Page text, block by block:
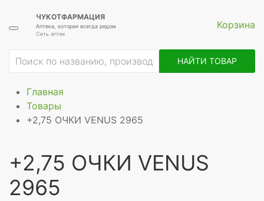
ЧУКОТФАРМАЦИЯ
Аптека, которая всегда рядом
Сеть аптек
Корзина
НАЙТИ ТОВАР
Главная
Товары
+2,75 ОЧКИ VENUS 2965
+2,75 ОЧКИ VENUS
2965